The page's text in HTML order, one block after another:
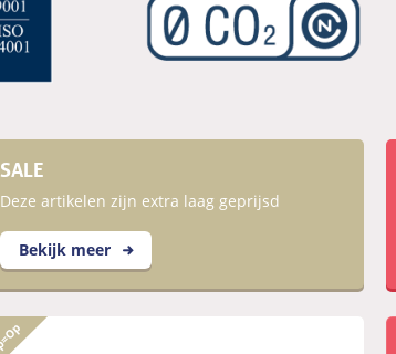
SALE
Deze artikelen zijn extra laag geprijsd
Bekijk meer